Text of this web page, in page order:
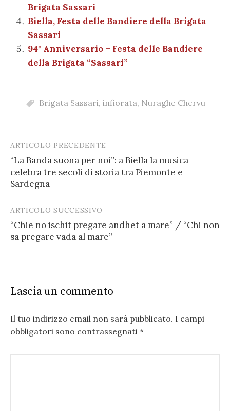
Brigata Sassari
Biella, Festa delle Bandiere della Brigata
Sassari
94° Anniversario – Festa delle Bandiere
della Brigata “Sassari”
Brigata Sassari, infiorata, Nuraghe Chervu
Post
navigation
ARTICOLO PRECEDENTE
“La Banda suona per noi”: a Biella la musica
celebra tre secoli di storia tra Piemonte e
Sardegna
ARTICOLO SUCCESSIVO
“Chie no ischit pregare andhet a mare” / “Chi non
sa pregare vada al mare”
Lascia un commento
Il tuo indirizzo email non sarà pubblicato. I campi
obbligatori sono contrassegnati *